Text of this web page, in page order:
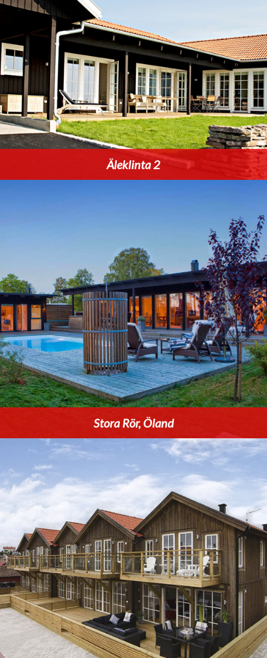
Äleklinta 2
Stora Rör, Öland